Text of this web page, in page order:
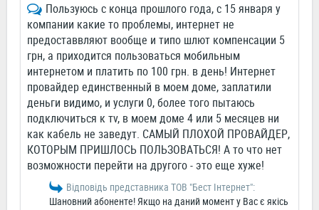
Пользуюсь с конца прошлого года, с 15 января у
компании какие то проблемы, интернет не
предоставвляют вообще и типо шлют компенсации 5
грн, а приходится пользоваться мобильным
интернетом и платить по 100 грн. в день! Интернет
провайдер единственный в моем доме, заплатили
деньги видимо, и услуги 0, более того пытаюсь
подключиться к тv, в моем доме 4 или 5 месяцев ни
как кабель не заведут. САМЫЙ ПЛОХОЙ ПРОВАЙДЕР,
КОТОРЫМ ПРИШЛОСЬ ПОЛЬЗОВАТЬСЯ! А то что нет
возможности перейти на другого - это еще хуже!
Відповідь представника ТОВ "Бест Інтернет":
Шановний абоненте! Якщо на даний момент у Вас є якісь